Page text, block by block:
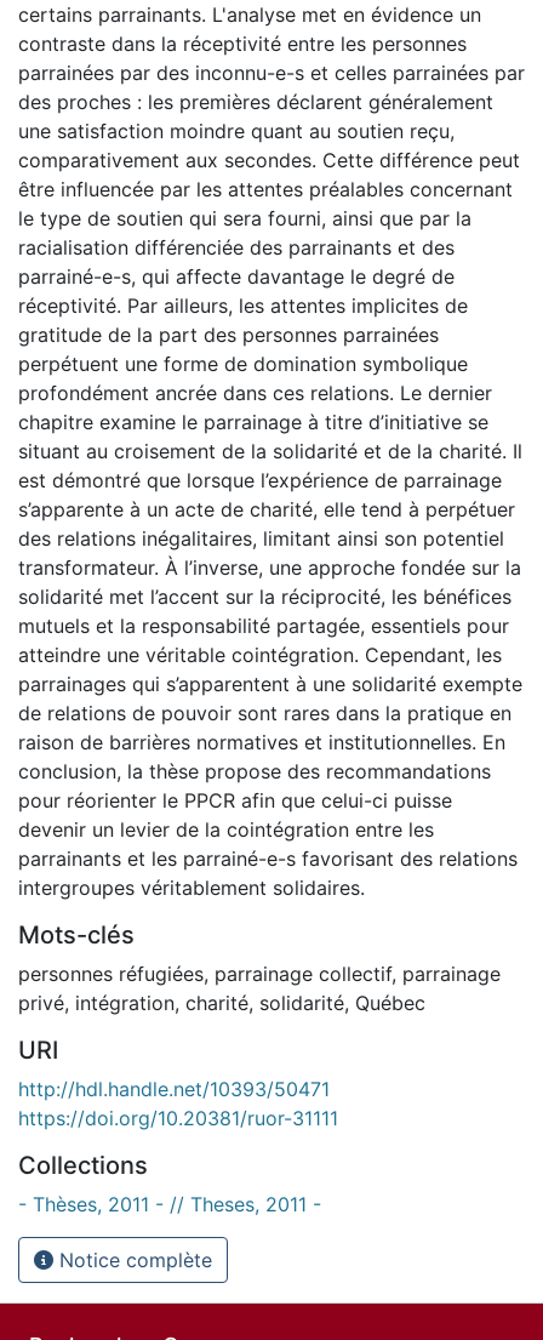
certains parrainants. L'analyse met en évidence un
contraste dans la réceptivité entre les personnes
parrainées par des inconnu-e-s et celles parrainées par
des proches : les premières déclarent généralement
une satisfaction moindre quant au soutien reçu,
comparativement aux secondes. Cette différence peut
être influencée par les attentes préalables concernant
le type de soutien qui sera fourni, ainsi que par la
racialisation différenciée des parrainants et des
parrainé-e-s, qui affecte davantage le degré de
réceptivité. Par ailleurs, les attentes implicites de
gratitude de la part des personnes parrainées
perpétuent une forme de domination symbolique
profondément ancrée dans ces relations. Le dernier
chapitre examine le parrainage à titre d’initiative se
situant au croisement de la solidarité et de la charité. Il
est démontré que lorsque l’expérience de parrainage
s’apparente à un acte de charité, elle tend à perpétuer
des relations inégalitaires, limitant ainsi son potentiel
transformateur. À l’inverse, une approche fondée sur la
solidarité met l’accent sur la réciprocité, les bénéfices
mutuels et la responsabilité partagée, essentiels pour
atteindre une véritable cointégration. Cependant, les
parrainages qui s’apparentent à une solidarité exempte
de relations de pouvoir sont rares dans la pratique en
raison de barrières normatives et institutionnelles. En
conclusion, la thèse propose des recommandations
pour réorienter le PPCR afin que celui-ci puisse
devenir un levier de la cointégration entre les
parrainants et les parrainé-e-s favorisant des relations
intergroupes véritablement solidaires.
Mots-clés
personnes réfugiées, parrainage collectif, parrainage
privé, intégration, charité, solidarité, Québec
URI
http://hdl.handle.net/10393/50471
https://doi.org/10.20381/ruor-31111
Collections
- Thèses, 2011 - // Theses, 2011 -
Notice complète